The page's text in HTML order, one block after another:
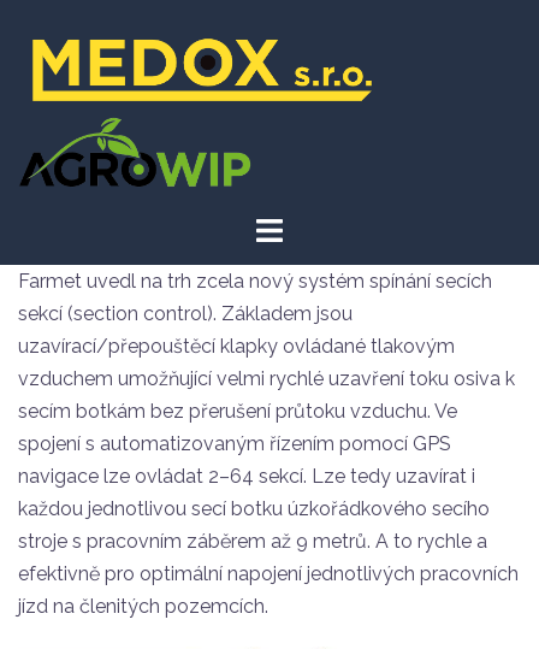
Farmet uvedl na trh zcela nový systém spínání secích
sekcí (section control). Základem jsou
uzavírací/přepouštěcí klapky ovládané tlakovým
vzduchem umožňující velmi rychlé uzavření toku osiva k
secím botkám bez přerušení průtoku vzduchu. Ve
spojení s automatizovaným řízením pomocí GPS
navigace lze ovládat 2–64 sekcí. Lze tedy uzavírat i
každou jednotlivou secí botku úzkořádkového secího
stroje s pracovním záběrem až 9 metrů. A to rychle a
efektivně pro optimální napojení jednotlivých pracovních
jízd na členitých pozemcích.